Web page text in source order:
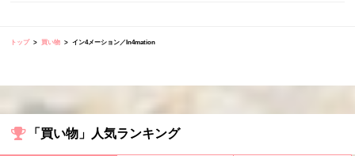
トップ 買い物 イン4メーション／In4mation
「買い物」人気ランキング